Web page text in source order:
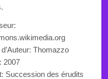
.
Thomazzo
2007
Succession des érudits